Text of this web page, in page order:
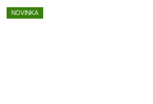
NOVINKA